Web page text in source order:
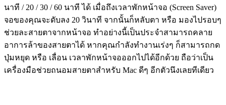
นาที / 20 / 30 / 60 นาที ได้ เมื่อถึงเวลาพักหน้าจอ (Screen Saver)
จอของคุณจะดับลง 20 วินาที จากนั้นก็หลับตา หรือ มองไปรอบๆ
ช่วยละสายตาจากหน้าจอ ทำอย่างนี้เป็นประจำสามารถคลาย
อาการล้าของสายตาได้ หากคุณกำลังทำงานเร่งๆ ก็สามารถกด
ปุ่มหยุด หรือ เลื่อน เวลาพักหน้าจอออกไปได้อีกด้วย ถือว่าเป็น
เครื่องมือช่วยถนอมสายตาสำหรับ Mac ดีๆ อีกตัวนึงเลยทีเดียว